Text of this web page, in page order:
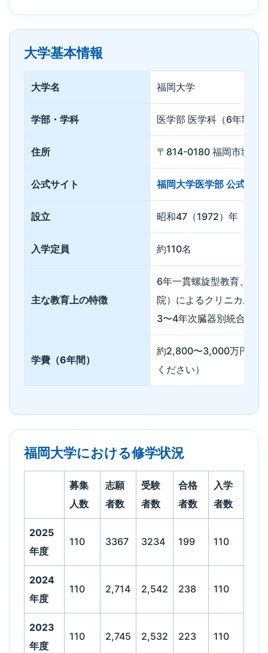
大学基本情報
大学名 福岡大学
学部・学科 医学部 医学科（6年制）
住所 〒814-0180 福岡市城南
公式サイト 福岡大学医学部 公式サイ
設立 昭和47（1972）年
入学定員 約110名
主な教育上の特徴
6年一貫螺旋型教育、3
院）によるクリニカルク
3〜4年次臓器別統合教
学費（6年間）
約2,800〜3,000万円（
ください）
福岡大学における修学状況
募集
人数
志願
者数
受験
者数
合格
者数
入学
者数
2025
年度
110 3367 3234 199 110
2024
年度
110 2,714 2,542 238 110
2023
年度
110 2,745 2,532 223 110